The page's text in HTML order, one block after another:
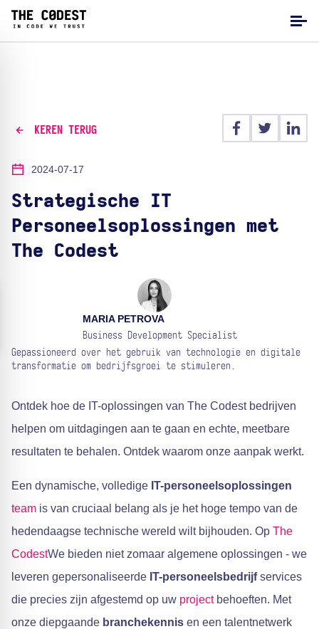
KEREN TERUG
2024-07-17
Strategische IT
Personeelsoplossingen met
The Codest
MARIA PETROVA
Business Development Specialist
Gepassioneerd over het gebruik van technologie en digitale
transformatie om bedrijfsgroei te stimuleren.
Ontdek hoe de IT-oplossingen van The Codest bedrijven
helpen om uitdagingen aan te gaan en echte, meetbare
resultaten te behalen. Ontdek waarom onze aanpak werkt.
Een dynamische, volledige IT-personeelsoplossingen
team is van cruciaal belang als je het hoge tempo van de
hedendaagse technische wereld wilt bijhouden. Op The
CodestWe bieden niet zomaar algemene oplossingen - we
leveren gepersonaliseerde IT-personeelsbedrijfservices
die precies zijn afgestemd op uw projectbehoeften. Met
onze diepgaande branchekennis en een talentnetwerk